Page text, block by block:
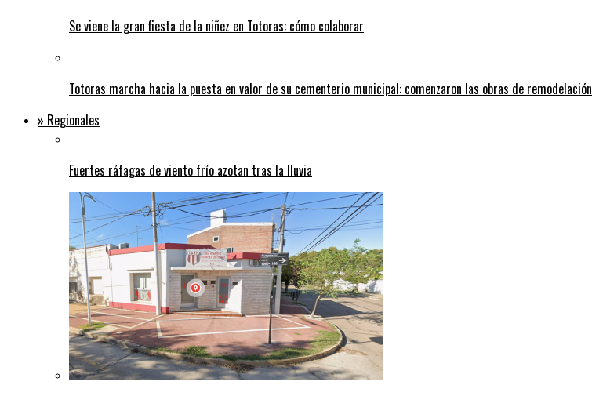
Se viene la gran fiesta de la niñez en Totoras: cómo colaborar
Totoras marcha hacia la puesta en valor de su cementerio municipal: comenzaron las obras de remodelación
» Regionales
Fuertes ráfagas de viento frío azotan tras la lluvia